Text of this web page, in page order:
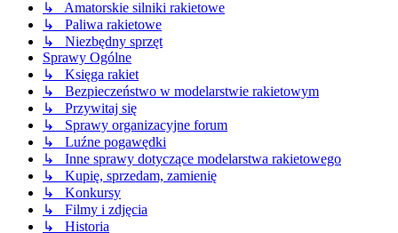
↳ Amatorskie silniki rakietowe
↳ Paliwa rakietowe
↳ Niezbędny sprzęt
Sprawy Ogólne
↳ Księga rakiet
↳ Bezpieczeństwo w modelarstwie rakietowym
↳ Przywitaj się
↳ Sprawy organizacyjne forum
↳ Luźne pogawędki
↳ Inne sprawy dotyczące modelarstwa rakietowego
↳ Kupię, sprzedam, zamienię
↳ Konkursy
↳ Filmy i zdjęcia
↳ Historia